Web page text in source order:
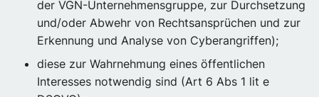
der VGN-Unternehmensgruppe, zur Durchsetzung
und/oder Abwehr von Rechtsansprüchen und zur
Erkennung und Analyse von Cyberangriffen);
diese zur Wahrnehmung eines öffentlichen
Interesses notwendig sind (Art 6 Abs 1 lit e